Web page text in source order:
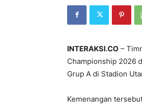
INTERAKSI.CO –
Championship 2026
Grup A di Stadion
Kemenangan